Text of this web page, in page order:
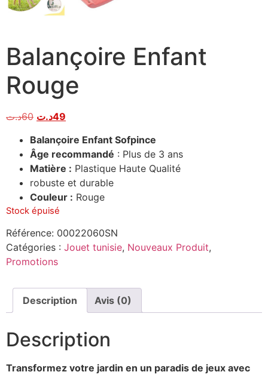
Balançoire Enfant
Rouge
60د.ت 49د.ت
Balançoire Enfant Sofpince
Âge recommandé : Plus de 3 ans
Matière : Plastique Haute Qualité
robuste et durable
Couleur : Rouge
Stock épuisé
Référence: 00022060SN
Catégories : Jouet tunisie, Nouveaux Produit,
Promotions
Description Avis (0)
Description
Transformez votre jardin en un paradis de jeux avec